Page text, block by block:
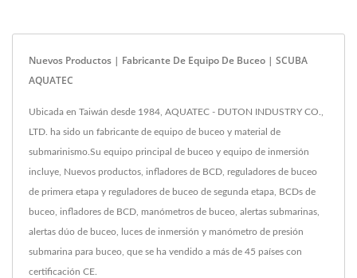
Nuevos Productos | Fabricante De Equipo De Buceo | SCUBA
AQUATEC
Ubicada en Taiwán desde 1984, AQUATEC - DUTON INDUSTRY CO.,
LTD. ha sido un fabricante de equipo de buceo y material de
submarinismo.Su equipo principal de buceo y equipo de inmersión
incluye, Nuevos productos, infladores de BCD, reguladores de buceo
de primera etapa y reguladores de buceo de segunda etapa, BCDs de
buceo, infladores de BCD, manómetros de buceo, alertas submarinas,
alertas dúo de buceo, luces de inmersión y manómetro de presión
submarina para buceo, que se ha vendido a más de 45 países con
certificación CE.